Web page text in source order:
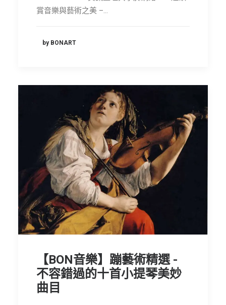
賞音樂與藝術之美 –…
by BONART
【BON音樂】蹦藝術精選 -
不容錯過的十首小提琴美妙
曲目